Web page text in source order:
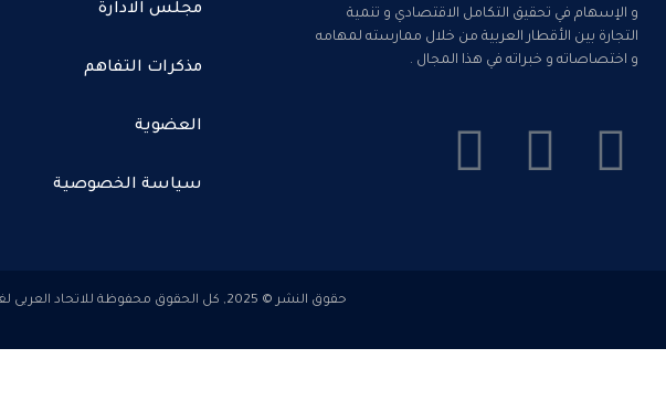
و الإسهام في تحقيق التكامل الاقتصادي و تنمية
التجارة بين الأقطار العربية من خلال ممارسته لمهامه
و اختصاصاته و خبراته في هذا المجال .
مجلس الادارة
مذكرات التفاهم
العضوية
سياسة الخصوصية
حقوق النشر © 2025, كل الحقوق محفوظة للاتحاد العربى لغرف الملاحة البحرية . تصميم وتطوير بواسطة